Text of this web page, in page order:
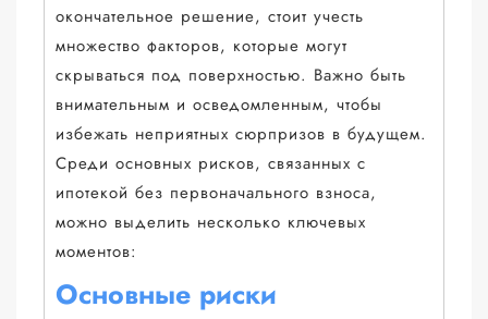
окончательное решение, стоит учесть
множество факторов, которые могут
скрываться под поверхностью. Важно быть
внимательным и осведомленным, чтобы
избежать неприятных сюрпризов в будущем.
Среди основных рисков, связанных с
ипотекой без первоначального взноса,
можно выделить несколько ключевых
моментов:
Основные риски